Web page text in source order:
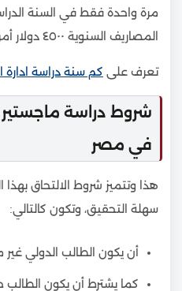
مرة واحدة فقط في السنة
المصاريف السنوية ٤٥٠٠ دولار أمريكي فقط.
تعرف على كم سنة دراسة
شروط دراسة ماجستير
في مصر
هذا وتتميز شروط الالتحاق بهذا
سهلة التحقيق، وتكون كالتالي:
أن يكون الطالب الدولي
كما يشترط أن يكون الطالب